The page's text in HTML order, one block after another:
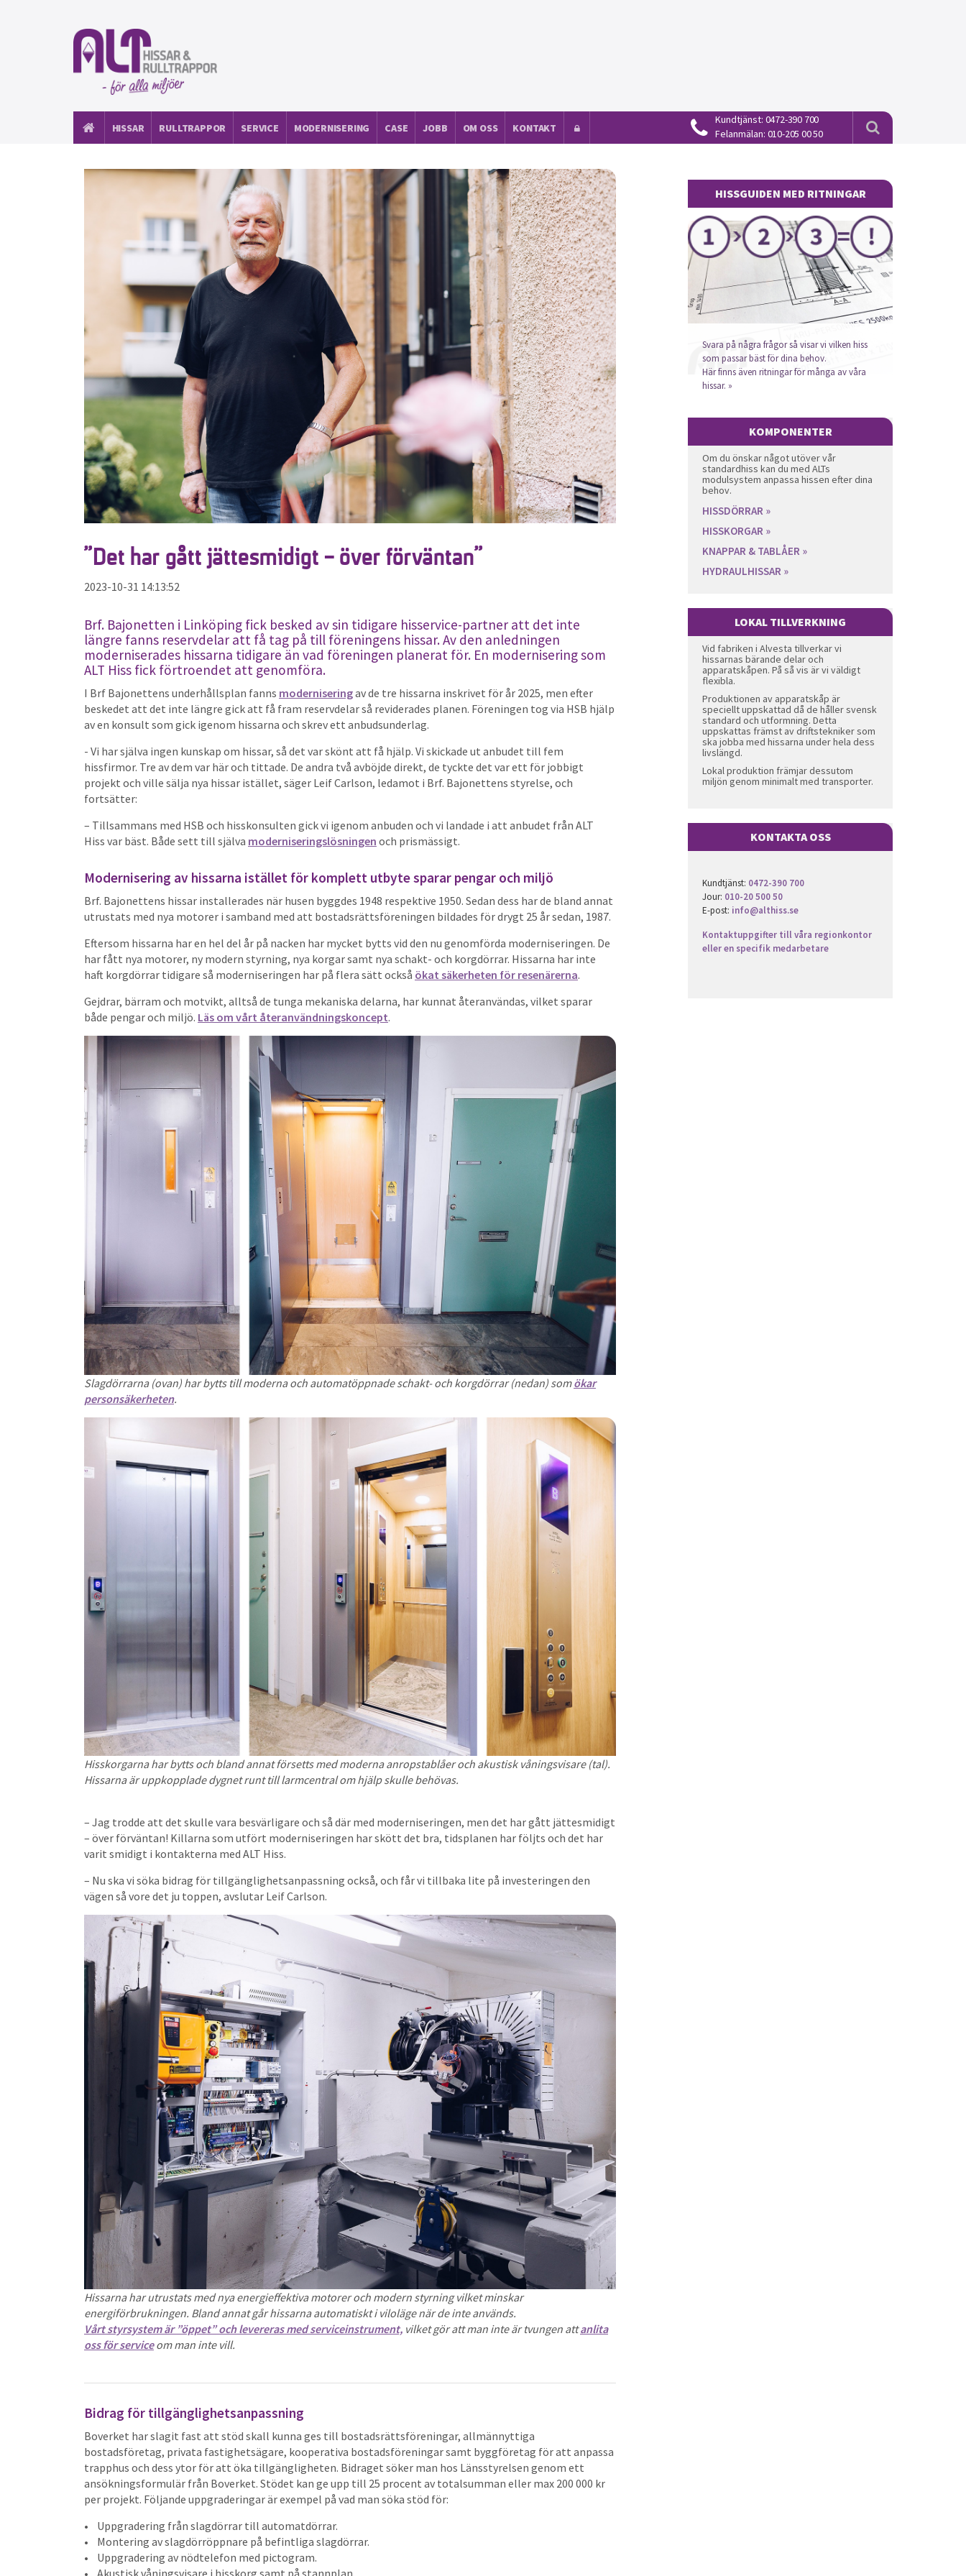
HISSAR RULLTRAPPOR SERVICE MODERNISERING CASE JOBB OM OSS KONTAKT
Kundtjänst: 0472-390 700
Felanmälan: 010-205 00 50
”Det har gått jättesmidigt – över förväntan”
2023-10-31 14:13:52
Brf. Bajonetten i Linköping fick besked av sin tidigare hisservice-partner att det inte
längre fanns reservdelar att få tag på till föreningens hissar. Av den anledningen
moderniserades hissarna tidigare än vad föreningen planerat för. En modernisering som
ALT Hiss fick förtroendet att genomföra.
I Brf Bajonettens underhållsplan fanns moderniseringav de tre hissarna inskrivet för år 2025, men efter
beskedet att det inte längre gick att få fram reservdelar så reviderades planen. Föreningen tog via HSB hjälp
av en konsult som gick igenom hissarna och skrev ett anbudsunderlag.
- Vi har själva ingen kunskap om hissar, så det var skönt att få hjälp. Vi skickade ut anbudet till fem
hissfirmor. Tre av dem var här och tittade. De andra två avböjde direkt, de tyckte det var ett för jobbigt
projekt och ville sälja nya hissar istället, säger Leif Carlson, ledamot i Brf. Bajonettens styrelse, och
fortsätter:
– Tillsammans med HSB och hisskonsulten gick vi igenom anbuden och vi landade i att anbudet från ALT
Hiss var bäst. Både sett till själva moderniseringslösningen och prismässigt.
Modernisering av hissarna istället för komplett utbyte sparar pengar och miljö
Brf. Bajonettens hissar installerades när husen byggdes 1948 respektive 1950. Sedan dess har de bland annat
utrustats med nya motorer i samband med att bostadsrättsföreningen bildades för drygt 25 år sedan, 1987.
Eftersom hissarna har en hel del år på nacken har mycket bytts vid den nu genomförda moderniseringen. De
har fått nya motorer, ny modern styrning, nya korgar samt nya schakt- och korgdörrar. Hissarna har inte
haft korgdörrar tidigare så moderniseringen har på flera sätt också ökat säkerheten för resenärerna.
Gejdrar, bärram och motvikt, alltså de tunga mekaniska delarna, har kunnat återanvändas, vilket sparar
både pengar och miljö. Läs om vårt återanvändningskoncept.
Slagdörrarna (ovan) har bytts till moderna och automatöppnade schakt- och korgdörrar (nedan) somökar
personsäkerheten.
Hisskorgarna har bytts och bland annat försetts med moderna anropstablåer och akustisk våningsvisare (tal).
Hissarna är uppkopplade dygnet runt till larmcentral om hjälp skulle behövas.
– Jag trodde att det skulle vara besvärligare och så där med moderniseringen, men det har gått jättesmidigt
– över förväntan! Killarna som utfört moderniseringen har skött det bra, tidsplanen har följts och det har
varit smidigt i kontakterna med ALT Hiss.
– Nu ska vi söka bidrag för tillgänglighetsanpassning också, och får vi tillbaka lite på investeringen den
vägen så vore det ju toppen, avslutar Leif Carlson.
Hissarna har utrustats med nya energieffektiva motorer och modern styrning vilket minskar
energiförbrukningen. Bland annat går hissarna automatiskt i viloläge när de inte används.
Vårt styrsystem är ”öppet” och levereras med serviceinstrument, vilket gör att man inte är tvungen attanlita
oss för serviceom man inte vill.
Bidrag för tillgänglighetsanpassning
Boverket har slagit fast att stöd skall kunna ges till bostadsrättsföreningar, allmännyttiga
bostadsföretag, privata fastighetsägare, kooperativa bostadsföreningar samt byggföretag för att anpassa
trapphus och dess ytor för att öka tillgängligheten. Bidraget söker man hos Länsstyrelsen genom ett
ansökningsformulär från Boverket. Stödet kan ge upp till 25 procent av totalsumman eller max 200 000 kr
per projekt. Följande uppgraderingar är exempel på vad man söka stöd för:
• Uppgradering från slagdörrar till automatdörrar.
• Montering av slagdörröppnare på befintliga slagdörrar.
• Uppgradering av nödtelefon med pictogram.
• Akustisk våningsvisare i hisskorg samt på stannplan.
HISSGUIDEN MED RITNINGAR
Svara på några frågor så visar vi vilken hiss
som passar bäst för dina behov.
Här finns även ritningar för många av våra
hissar. »
KOMPONENTER
Om du önskar något utöver vår
standardhiss kan du med ALTs
modulsystem anpassa hissen efter dina
behov.
HISSDÖRRAR »
HISSKORGAR »
KNAPPAR & TABLÅER »
HYDRAULHISSAR »
LOKAL TILLVERKNING
Vid fabriken i Alvesta tillverkar vi
hissarnas bärande delar och
apparatskåpen. På så vis är vi väldigt
flexibla.
Produktionen av apparatskåp är
speciellt uppskattad då de håller svensk
standard och utformning. Detta
uppskattas främst av driftstekniker som
ska jobba med hissarna under hela dess
livslängd.
Lokal produktion främjar dessutom
miljön genom minimalt med transporter.
KONTAKTA OSS
Kundtjänst: 0472-390 700
Jour: 010-20 500 50
E-post: info@althiss.se
Kontaktuppgifter till våra regionkontor
eller en specifik medarbetare